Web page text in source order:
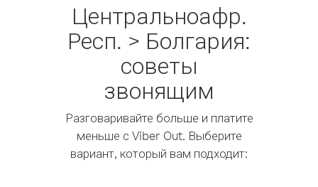
Центральноафр.
Респ. > Болгария:
советы
звонящим
Разговаривайте больше и платите
меньше с Viber Out. Выберите
вариант, который вам подходит: